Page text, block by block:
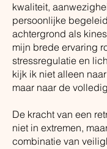
kwaliteit,
persoonlijke
achtergrond als
mijn brede ervaring
stressregulatie en
kijk ik niet alleen
maar naar de
De kracht van een
niet in extremen,
combinatie van